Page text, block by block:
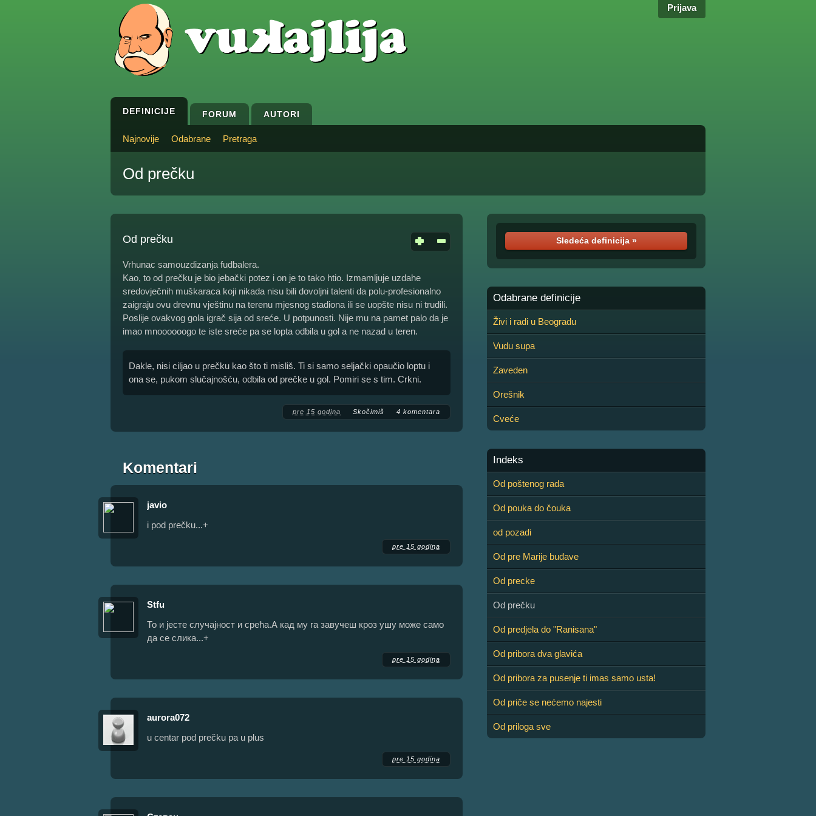
Prijava
DEFINICIJE FORUM AUTORI
Najnovije Odabrane Pretraga
Od prečku
Od prečku
Vrhunac samouzdizanja fudbalera.
Kao, to od prečku je bio jebački potez i on je to tako htio. Izmamljuje uzdahe
sredovječnih muškaraca koji nikada nisu bili dovoljni talenti da polu-profesionalno
zaigraju ovu drevnu vještinu na terenu mjesnog stadiona ili se uopšte nisu ni trudili.
Poslije ovakvog gola igrač sija od sreće. U potpunosti. Nije mu na pamet palo da je
imao mnoooooogo te iste sreće pa se lopta odbila u gol a ne nazad u teren.
Dakle, nisi ciljao u prečku kao što ti misliš. Ti si samo seljački opaučio loptu i
ona se, pukom slučajnošću, odbila od prečke u gol. Pomiri se s tim. Crkni.
pre 15 godina Skočimiš 4 komentara
Komentari
javio
i pod prečku...+
pre 15 godina
Stfu
То и јесте случајност и срећа.А кад му га завучеш кроз ушу може само
да се слика...+
pre 15 godina
aurora072
u centar pod prečku pa u plus
pre 15 godina
Sledeća definicija »
Odabrane definicije
Živi i radi u Beogradu
Vudu supa
Zaveden
Orešnik
Cveće
Indeks
Od poštenog rada
Od pouka do čouka
od pozadi
Od pre Marije buđave
Od precke
Od prečku
Od predjela do "Ranisana"
Od pribora dva glavića
Od pribora za pusenje ti imas samo usta!
Od priče se nećemo najesti
Od priloga sve